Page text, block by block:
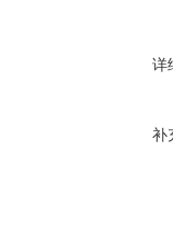
详
补